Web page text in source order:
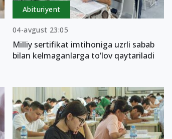
Abituriyent
04-avgust 23:05
Milliy sertifikat imtihoniga uzrli sabab
bilan kelmaganlarga to‘lov qaytariladi